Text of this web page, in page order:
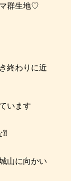
群生地♡
終わりに近
います
⁈
山に向かい